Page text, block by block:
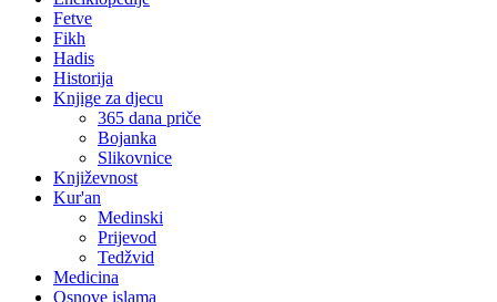
Fetve
Fikh
Hadis
Historija
Knjige za djecu
365 dana priče
Bojanka
Slikovnice
Književnost
Kur'an
Medinski
Prijevod
Tedžvid
Medicina
Osnove islama